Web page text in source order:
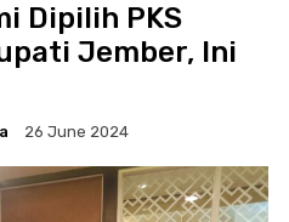
Dipilih PKS
Jember, Ini
26 June 2024